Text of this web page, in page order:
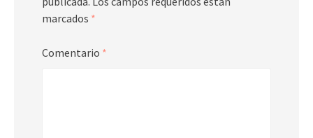
marcados *
Comentario *